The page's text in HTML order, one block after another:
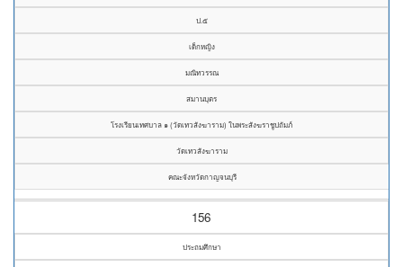
ป.๕
เด็กหญิง
มณิทวรรณ
สมานบุตร
โรงเรียนเทศบาล ๑ (วัดเทวสังฆาราม) ในพระสังฆราชูปถัมภ์
วัดเทวสังฆาราม
คณะจังหวัดกาญจนบุรี
156
ประถมศึกษา